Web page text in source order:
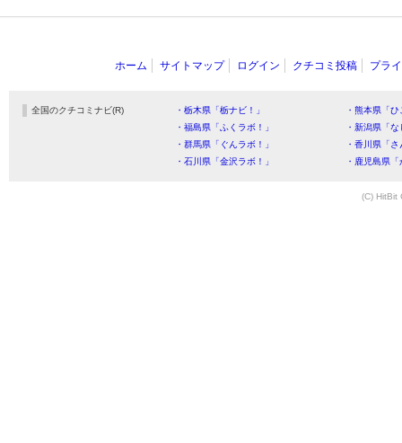
ホーム サイトマップ ログイン クチコミ投稿 プラ
全国のクチコミナビ(R) ・栃木県「栃ナビ！」
・熊本県「
・福島県「ふくラボ！」
・新潟県「
・群馬県「ぐんラボ！」
・香川県「
・石川県「金沢ラボ！」
・鹿児島県
(C) HitBit